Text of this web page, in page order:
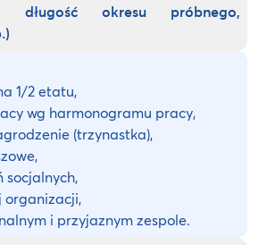
długość okresu próbnego,
1/2 etatu,
wg harmonogramu pracy,
(trzynastka),
socjalnych,
organizacji,
i przyjaznym zespole.